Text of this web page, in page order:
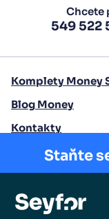
Staňte
Chcete
549 522
Komplety Money
Blog Money
Kontakty
Copyright 2026